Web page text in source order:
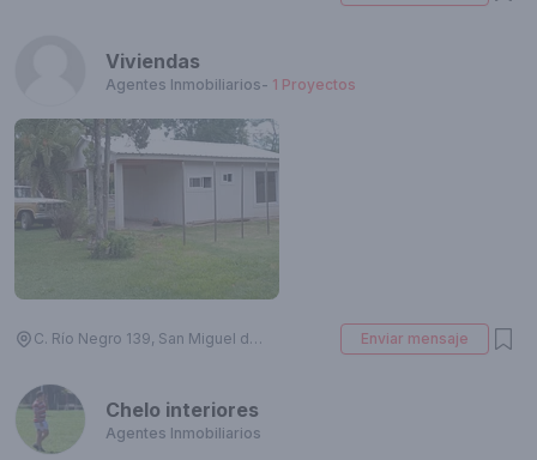
Viviendas
Agentes Inmobiliarios- 1 Proyectos
C. Río Negro 139, San Miguel del Monte, Ciudad Autónoma de Buenos Aires, Argentina Enviar mensaje
Chelo interiores
Agentes Inmobiliarios